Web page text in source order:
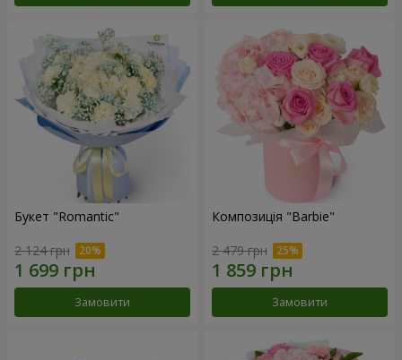
Букет "Romantic"
2 124 грн
Замовити
Композиція "Barbie"
2 479 грн
Замовити